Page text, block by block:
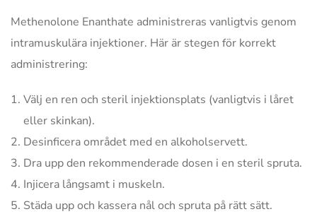
Methenolone Enanthate administreras vanligtvis genom
intramuskulära injektioner. Här är stegen för korrekt
administrering:
Välj en ren och steril injektionsplats (vanligtvis i låret
eller skinkan).
Desinficera området med en alkoholservett.
Dra upp den rekommenderade dosen i en steril spruta.
Injicera långsamt i muskeln.
Städa upp och kassera nål och spruta på rätt sätt.